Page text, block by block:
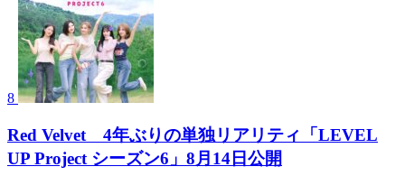
8
Red Velvet 4年ぶりの単独リアリティ「LEVEL
UP Project シーズン6」8月14日公開